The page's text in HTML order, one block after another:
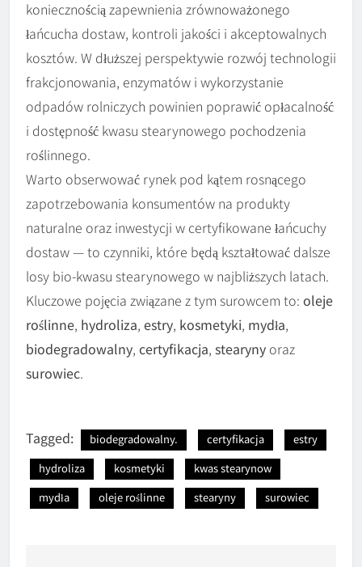
koniecznością zapewnienia zrównoważonego
łańcucha dostaw, kontroli jakości i akceptowalnych
kosztów. W dłuższej perspektywie rozwój technologii
frakcjonowania, enzymatów i wykorzystanie
odpadów rolniczych powinien poprawić opłacalność
i dostępność kwasu stearynowego pochodzenia
roślinnego.
Warto obserwować rynek pod kątem rosnącego
zapotrzebowania konsumentów na produkty
naturalne oraz inwestycji w certyfikowane łańcuchy
dostaw — to czynniki, które będą kształtować dalsze
losy bio-kwasu stearynowego w najbliższych latach.
Kluczowe pojęcia związane z tym surowcem to: oleje
roślinne, hydroliza, estry, kosmetyki, mydła,
biodegradowalny, certyfikacja, stearyny oraz
surowiec.
Tagged: biodegradowalny. certyfikacja
estry
hydroliza
kosmetyki
kwas stearynow
mydła
oleje roślinne stearyny surowiec